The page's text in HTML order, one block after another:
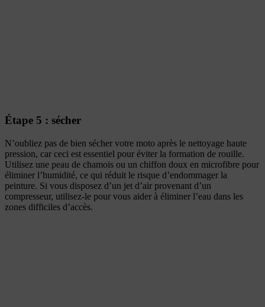
Étape 5 : sécher
N’oubliez pas de bien sécher votre moto après le nettoyage haute
pression, car ceci est essentiel pour éviter la formation de rouille.
Utilisez une peau de chamois ou un chiffon doux en microfibre pour
éliminer l’humidité, ce qui réduit le risque d’endommager la
peinture. Si vous disposez d’un jet d’air provenant d’un
compresseur, utilisez-le pour vous aider à éliminer l’eau dans les
zones difficiles d’accès.